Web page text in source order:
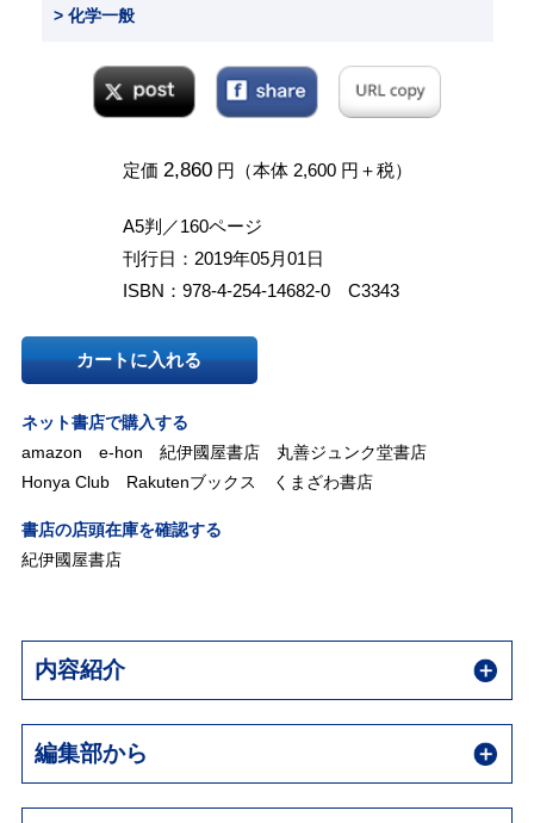
> 化学一般
定価 2,860円（本体 2,600 円＋税）
A5判／160ページ
刊行日：2019年05月01日
ISBN：978-4-254-14682-0 C3343
カートに入れる
ネット書店で購入する
amazon
e-hon 紀伊國屋書店
丸善ジュンク堂書店
Honya Club
Rakutenブックス くまざわ書店
書店の店頭在庫を確認する
紀伊國屋書店
内容紹介
編集部から